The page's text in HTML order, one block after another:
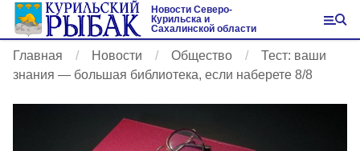
Новости Северо-
Курильска и
Сахалинской области
Главная Новости Общество
Тест: ваши
знания — большая библиотека, если наберете 8/8